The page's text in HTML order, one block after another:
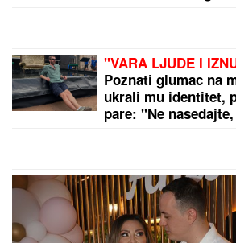
"VARA LJUDE I
Poznati glumac na
ukrali mu identitet,
pare: "Ne